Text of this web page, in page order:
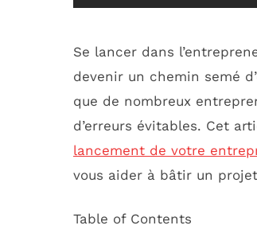
Se lancer dans
devenir un chemin semé
que de nombreux
d’erreurs évitables. Cet
lancement de votre
vous aider à bâtir un
Table of Contents